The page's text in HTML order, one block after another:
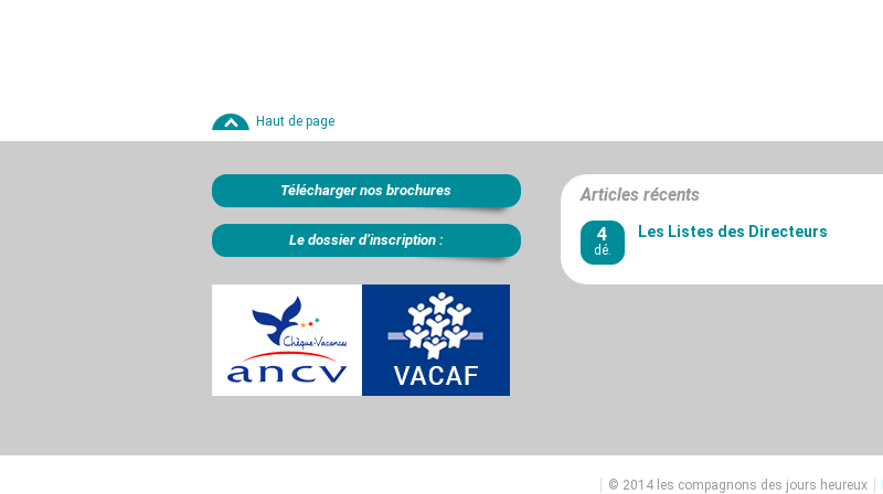
Haut de page
Télécharger nos brochures
Le dossier d’inscription :
Articles récents
4
dé.
Les Listes des Directeurs
© 2014 les compagnons des jours heureux